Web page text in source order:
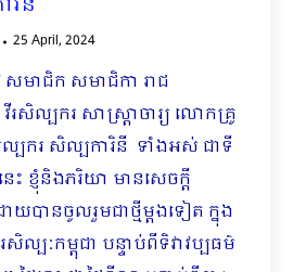
25 April, 2024
មាជិក សមាជិកា រាជ
វីរសិល្បករ សាស្ត្រាចារ្យ លោកគ្រូ
ល្បករ សិល្បការិនី ទាំងអស់ ជាទី
ះ​ ខ្ញុំនិងភរិយា មានសេចក្តី
បានចូលរួមជាថ្មីម្តងទៀត ក្នុង
បៈកម្ពុជា បន្ទាប់ពីទិវាវប្បធម៌